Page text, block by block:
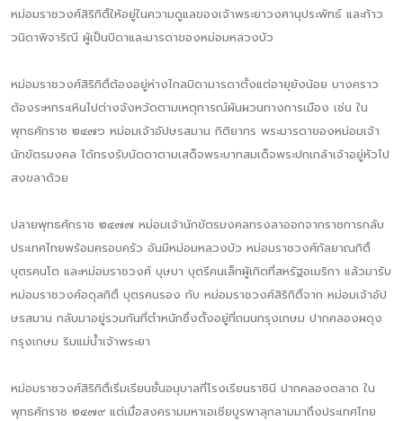
หม่อมราชวงศ์สิริกิติ์ให้อยู่ในความดูแลของเจ้าพระยาวงศานุประพัทธ์ และท้าว
วนิดาพิจาริณี ผู้เป็นบิดาและมารดาของหม่อมหลวงบัว
หม่อมราชวงศ์สิริกิติ์ต้องอยู่ห่างไกลบิดามารดาตั้งแต่อายุยังน้อย บางคราว
ต้องระหกระเหินไปต่างจังหวัดตามเหตุการณ์ผันผวนทางการเมือง เช่น ใน
พุทธศักราช ๒๔๗๖ หม่อมเจ้าอัปษรสมาน กิติยากร พระมารดาของหม่อมเจ้า
นักขัตรมงคล ได้ทรงรับนัดดาตามเสด็จพระบาทสมเด็จพระปกเกล้าเจ้าอยู่หัวไป
สงขลาด้วย
ปลายพุทธศักราช ๒๔๗๗ หม่อมเจ้านักขัตรมงคลทรงลาออกจากราชการกลับ
ประเทศไทยพร้อมครอบครัว อันมีหม่อมหลวงบัว หม่อมราชวงศ์กัลยาณกิติ์
บุตรคนโต และหม่อมราชวงศ์ บุษบา บุตรีคนเล็กผู้เกิดที่สหรัฐอเมริกา แล้วมารับ
หม่อมราชวงศ์อดุลกิติ์ บุตรคนรอง กับ หม่อมราชวงศ์สิริกิติ์จาก หม่อมเจ้าอัป
ษรสมาน กลับมาอยู่รวมกันที่ตำหนักซึ่งตั้งอยู่ที่ถนนกรุงเกษม ปากคลองผดุง
กรุงเกษม ริมแม่น้ำเจ้าพระยา
หม่อมราชวงศ์สิริกิติ์เริ่มเรียนชั้นอนุบาลที่โรงเรียนราชินี ปากคลองตลาด ใน
พุทธศักราช ๒๔๗๙ แต่เมื่อสงครามมหาเอเชียบูรพาลุกลามมาถึงประเทศไทย